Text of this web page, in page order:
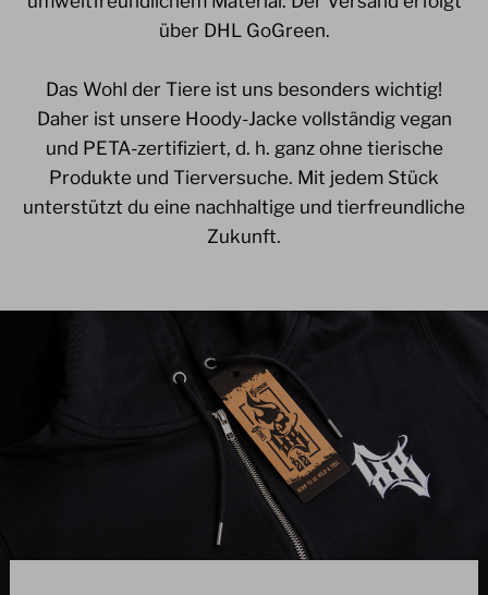
über DHL GoGreen.
Das Wohl der Tiere ist uns besonders wichtig!
Daher ist unsere Hoody-Jacke vollständig vegan
und PETA-zertifiziert, d. h. ganz ohne tierische
Produkte und Tierversuche. Mit jedem Stück
unterstützt du eine nachhaltige und tierfreundliche
Zukunft.